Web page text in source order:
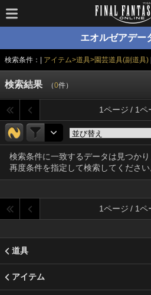
エオルゼアデー
検索条件：| アイテム>道具>園芸道具(副道具)
検索結果 （0件）
1ページ / 1ペ
検索条件に一致するデータは見つかり
再度条件を指定して検索してください
1ページ / 1ペ
道具
アイテム